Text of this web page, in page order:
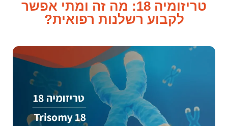
טריזומיה 18: מה זה ומתי אפשר
לקבוע רשלנות רפואית?